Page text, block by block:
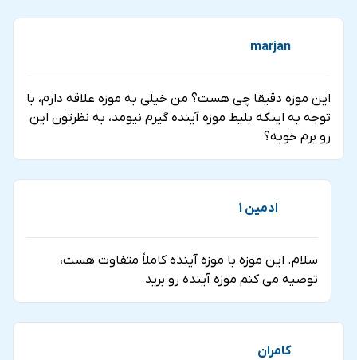
marjan
این موزه دقیقا چی هست؟ من خیلی به موزه علاقه دارم، با
توجه به اینکه بلیط موزه آینده گیرم نیومد، به نظرتون این
رو برم خوبه؟
ادمین 1
سلام. این موزه با موزه آینده کاملاً متفاوت هست،
توصیه می کنم موزه آینده رو برید
کامران